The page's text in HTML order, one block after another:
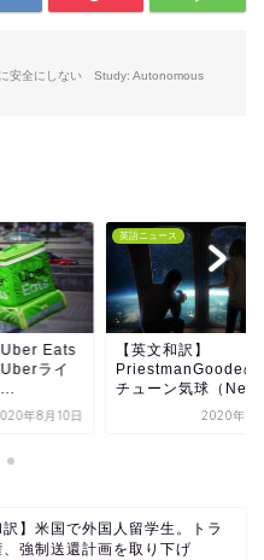
に安全にしない Study: Autonomous
Uber Eats
ライ
年8月10日
英語ニュース
【英文和訳】
PriestmanGoodeの
チューン気球（
2020年7
訳】米国で外国人留学生。トラ
、強制送還計画を取り下げ